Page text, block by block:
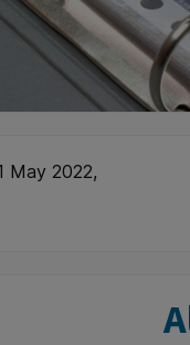
May 2022,